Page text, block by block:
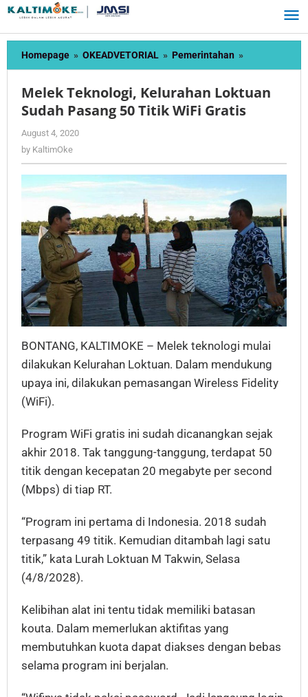
Skip
content
Homepage » OKEADVETORIAL » Pemerintahan »
Teknologi,
Loktuan
Sudah
Melek Teknologi, Kelurahan Loktuan
Sudah Pasang 50 Titik WiFi Gratis
August 4, 2020
by KaltimOke
BONTANG, KALTIMOKE – Melek teknologi mulai
dilakukan Kelurahan Loktuan. Dalam mendukung
upaya ini, dilakukan pemasangan Wireless Fidelity
(WiFi).
Program WiFi gratis ini sudah dicanangkan sejak
akhir 2018. Tak tanggung-tanggung, terdapat 50
titik dengan kecepatan 20 megabyte per second
(Mbps) di tiap RT.
“Program ini pertama di Indonesia. 2018 sudah
terpasang 49 titik. Kemudian ditambah lagi satu
titik,” kata Lurah Loktuan M Takwin, Selasa
(4/8/2028).
Kelibihan alat ini tentu tidak memiliki batasan
kouta. Dalam memerlukan aktifitas yang
membutuhkan kuota dapat diakses dengan bebas
selama program ini berjalan.